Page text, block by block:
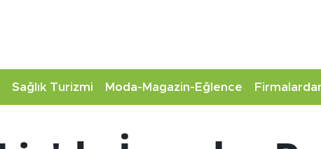
Sağlık Turizmi Moda-Magazin-Eğlence